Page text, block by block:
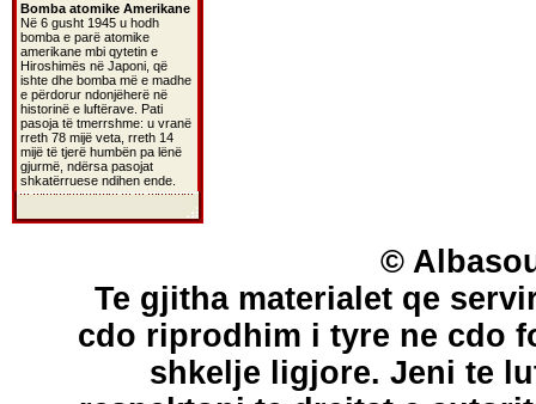
Bomba atomike Amerikane
Në 6 gusht 1945 u hodh
bomba e parë atomike
amerikane mbi qytetin e
Hiroshimës në Japoni, që
ishte dhe bomba më e madhe
e përdorur ndonjëherë në
historinë e luftërave. Pati
pasoja të tmerrshme: u vranë
rreth 78 mijë veta, rreth 14
mijë të tjerë humbën pa lënë
gjurmë, ndërsa pasojat
shkatërruese ndihen ende.
©
Te gjitha materialet qe
cdo riprodhim i tyre ne cdo
shkelje ligjore. Jeni te